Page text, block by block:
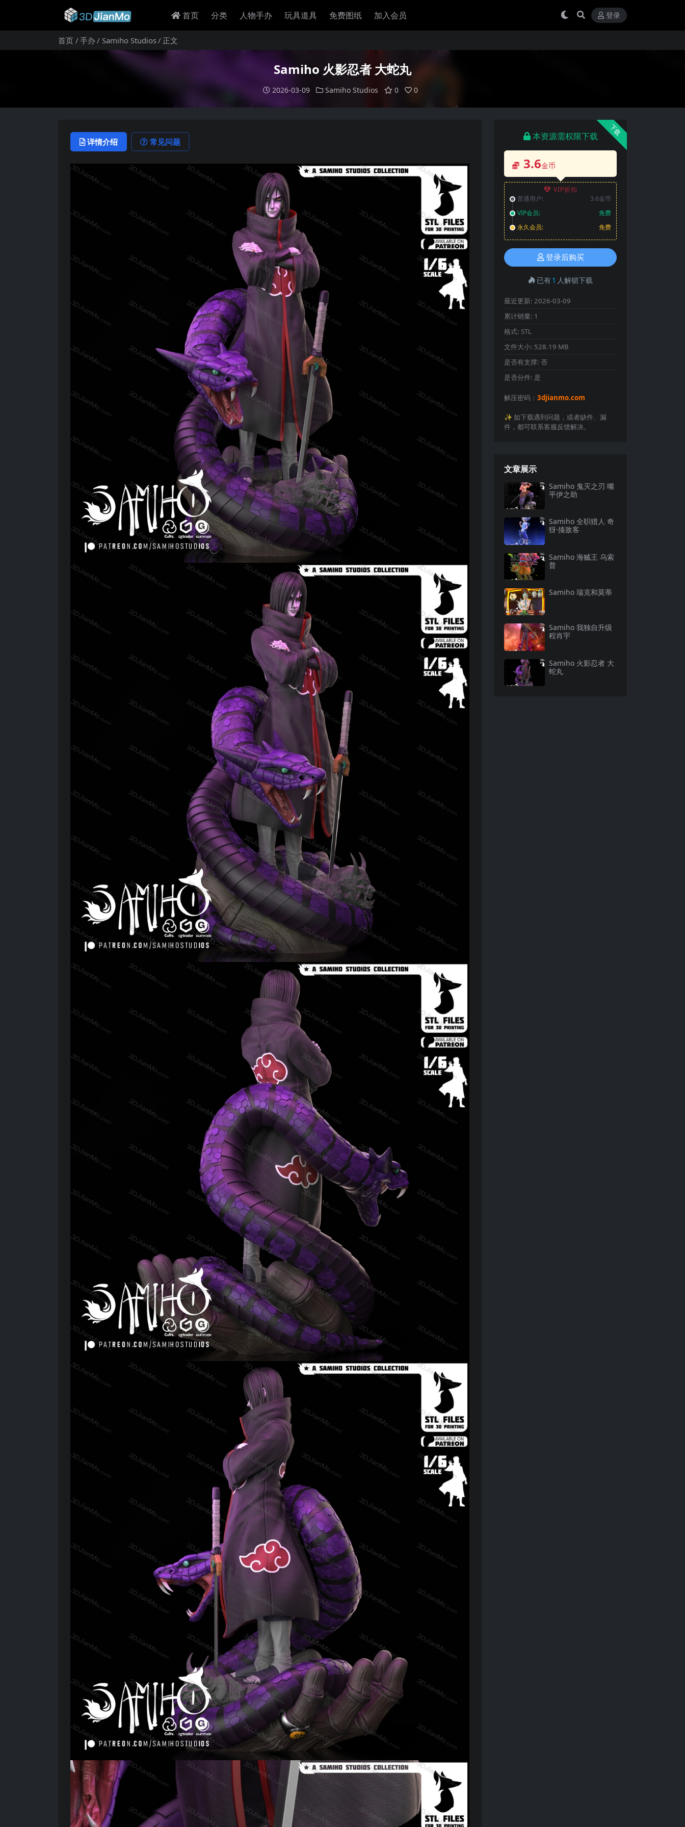
首页 分类 人物手办 玩具道具 免费图纸 加入会员 登录
首页 手办 Samiho Studios 正文
Samiho 火影忍者 大蛇丸
2026-03-09 Samiho Studios 0 0
详情介绍 常见问题
下载
本资源需权限下载
3.6金币
VIP折扣
普通用户:
3.6金币
VIP会员:
免费
永久会员:
免费
登录后购买
已有1 人解锁下载
最近更新: 2026-03-09
累计销量: 1
格式: STL
文件大小: 528.19 MB
是否有支撑: 否
是否分件: 是
解压密码： 3djianmo.com
✨️ 如下载遇到问题，或者缺件、漏
件，都可联系客服反馈解决。
文章展示
Samiho 鬼灭之刃 嘴
平伊之助
Samiho 全职猎人 奇
犽·揍敌客
Samiho 海贼王 乌索
普
Samiho 瑞克和莫蒂
Samiho 我独自升级
程肖宇
Samiho 火影忍者 大
蛇丸